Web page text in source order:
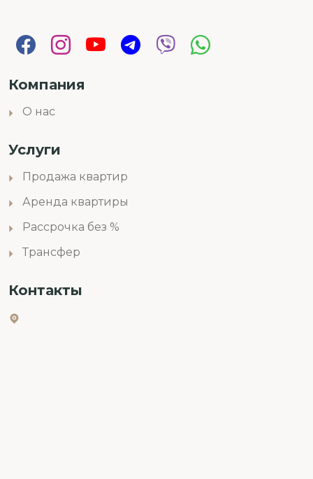
Компания
О нас
Услуги
Продажа квартир
Аренда квартиры
Рассрочка без %
Трансфер
Контакты